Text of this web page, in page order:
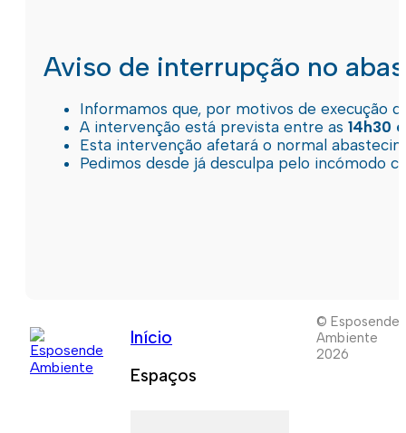
Aviso de interrupção no
Informamos que, por motivos de execução
A intervenção está prevista entre as 14h30
Esta intervenção afetará o normal
Pedimos desde já desculpa pelo incómodo
Início
Espaços
© Esposende
Ambiente
2026